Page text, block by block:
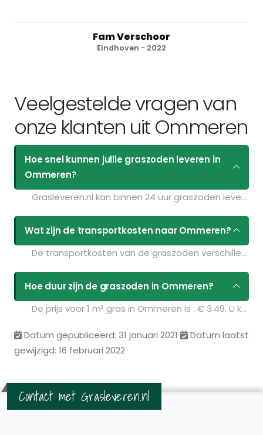
Fam Verschoor
Eindhoven - 2022
Veelgestelde vragen van
onze klanten uit Ommeren
Hoe snel kunnen jullie graszoden leveren in
Ommeren?
Grasleveren.nl kan binnen 24 uur graszoden leveren in Ommeren. Als u bijvoorbeeld graszoden op maandag bestelt voor 11:30 kunt u ze de volgende dag geleverd krijgen. Kijk voor de actuele leverdagen op de pagina
Wat zijn de transportkosten naar Ommeren?
De transportkosten van de graszoden verschillen per postcodegebied en zijn afhankelijk van de hoeveelheid graszoden die u bestelt. Bent u benieuwd naar de prijzen? Vul uw gegevens in op de pagina
Hoe duur zijn de graszoden in Ommeren?
De prijs voor 1 m² gras in Ommeren is : € 3.49. U kunt deze graszoden bestellen via de volgende link:
Datum gepubliceerd: 31 januari 2021
Datum laatst
gewijzigd: 16 februari 2022
Contact met Grasleveren.nl